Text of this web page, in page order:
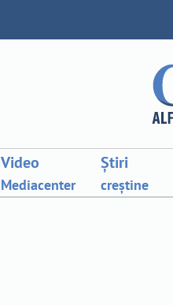
Video
Mediacenter
Știri
creștine